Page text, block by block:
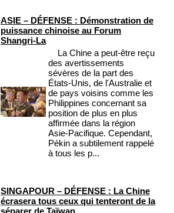
ASIE – DÉFENSE : Démonstration de
puissance chinoise au Forum
Shangri-La
La Chine a peut-être reçu
des avertissements
sévères de la part des
États-Unis, de l'Australie et
de pays voisins comme les
Philippines concernant sa
position de plus en plus
affirmée dans la région
Asie-Pacifique. Cependant,
Pékin a subtilement rappelé
à tous les p...
SINGAPOUR – DÉFENSE : La Chine
écrasera tous ceux qui tenteront de la